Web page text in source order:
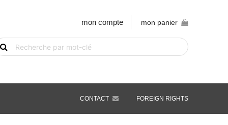
mon compte mon panier
FOREIGN RIGHTS
CONTACT